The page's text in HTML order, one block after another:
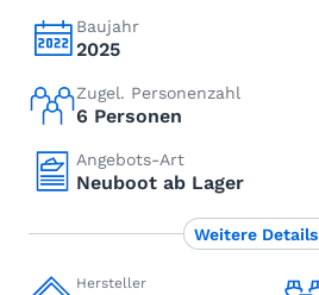
Baujahr
2025
Zugel. Personenzahl
6 Personen
Angebots-Art
Neuboot ab Lager
Hersteller
Weitere Details